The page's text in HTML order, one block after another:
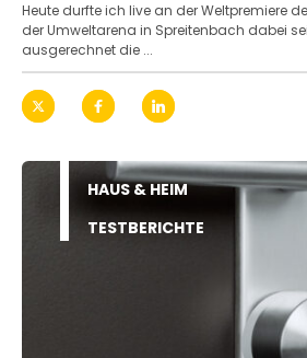
Heute durfte ich live an der Weltpremiere
der Umweltarena in Spreitenbach dabei
ausgerechnet die ...
HAUS & HEIM
TESTBERICHTE